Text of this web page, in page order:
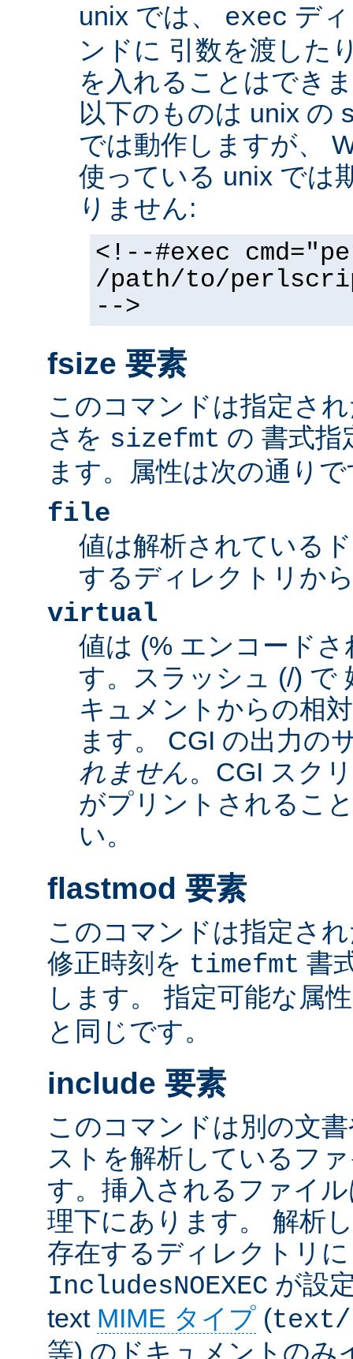
unix では、 exec デ
ンドに 引数を渡した
を入れることはでき
以下のものは unix の
では動作しますが、
使っている unix では
りません:
<!--#exec
/path/to/
-->
fsize 要素
このコマンドは指定さ
さを sizefmt の 書式指
ます。属性は次の通り
file
値は解析されている
するディレクトリか
virtual
値は (% エンコード
す。スラッシュ (/) で
キュメントからの相
ます。 CGI の出力の
れません。CGI スク
がプリントされるこ
い。
flastmod 要素
このコマンドは指定さ
修正時刻を timefmt 書
します。 指定可能な属
と同じです。
include 要素
このコマンドは別の文
ストを解析しているフ
す。挿入されるファイ
理下にあります。 解析
存在するディレクトリ
IncludesNOEXEC が設
text MIME タイプ (
等) のドキュメントのみ